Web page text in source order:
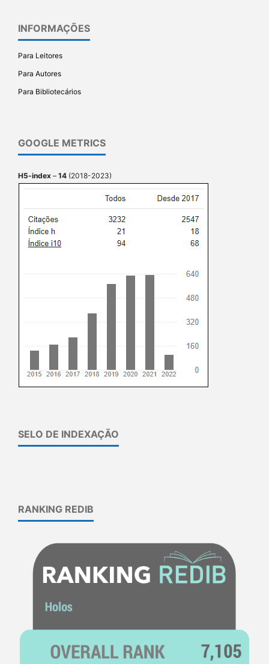
INFORMAÇÕES
Para Leitores
Para Autores
Para Bibliotecários
GOOGLE METRICS
H5-index – 14 (2018-2023)
SELO DE INDEXAÇÃO
RANKING REDIB